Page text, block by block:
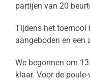
partijen van 20
Tijdens het toernooi
aangeboden en een
We begonnen om
klaar. Voor de